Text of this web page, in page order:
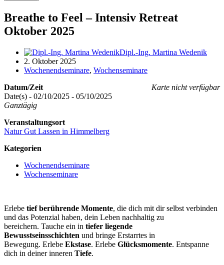
Breathe to Feel – Intensiv Retreat
Oktober 2025
Dipl.-Ing. Martina Wedenik
2. Oktober 2025
Wochenendseminare, Wochenseminare
Karte nicht verfügbar
Datum/Zeit
Date(s) - 02/10/2025 - 05/10/2025
Ganztägig
Veranstaltungsort
Natur Gut Lassen in Himmelberg
Kategorien
Wochenendseminare
Wochenseminare
Erlebe tief berührende Momente, die dich mit dir selbst verbinden
und das Potenzial haben, dein Leben nachhaltig zu
bereichern. Tauche ein in tiefer liegende
Bewusstseinsschichten und bringe Erstarrtes in
Bewegung. Erlebe Ekstase. Erlebe Glücksmomente. Entspanne
dich in deiner inneren Tiefe.